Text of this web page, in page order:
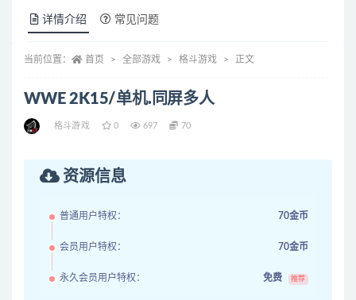
详情介绍 常见问题
当前位置： 首页 全部游戏 格斗游戏 正文
WWE 2K15/单机.同屏多人
格斗游戏 0 697 70
资源信息
普通用户特权： 70金币
会员用户特权： 70金币
永久会员用户特权： 免费 推荐